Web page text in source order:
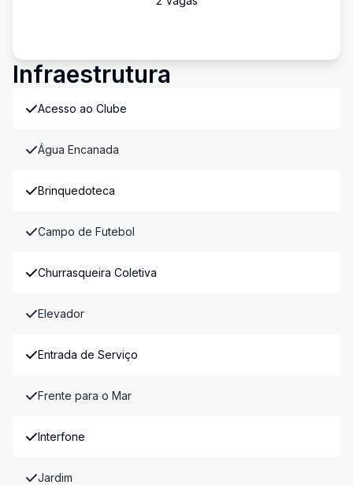
Infraestrutura
Acesso ao Clube
Água Encanada
Brinquedoteca
Campo de Futebol
Churrasqueira Coletiva
Elevador
Entrada de Serviço
Frente para o Mar
Interfone
Jardim